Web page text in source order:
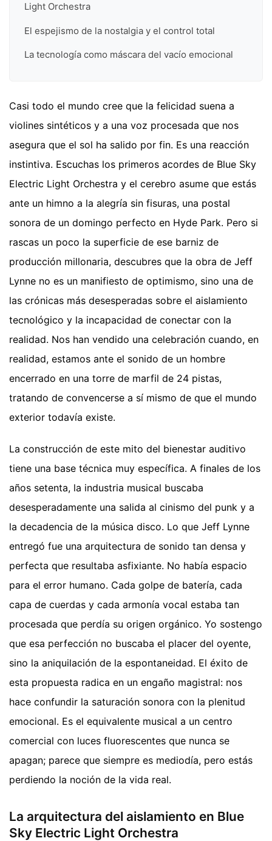
Light Orchestra
El espejismo de la nostalgia y el control total
La tecnología como máscara del vacío emocional
Casi todo el mundo cree que la felicidad suena a
violines sintéticos y a una voz procesada que nos
asegura que el sol ha salido por fin. Es una reacción
instintiva. Escuchas los primeros acordes de Blue Sky
Electric Light Orchestra y el cerebro asume que estás
ante un himno a la alegría sin fisuras, una postal
sonora de un domingo perfecto en Hyde Park. Pero si
rascas un poco la superficie de ese barniz de
producción millonaria, descubres que la obra de Jeff
Lynne no es un manifiesto de optimismo, sino una de
las crónicas más desesperadas sobre el aislamiento
tecnológico y la incapacidad de conectar con la
realidad. Nos han vendido una celebración cuando, en
realidad, estamos ante el sonido de un hombre
encerrado en una torre de marfil de 24 pistas,
tratando de convencerse a sí mismo de que el mundo
exterior todavía existe.
La construcción de este mito del bienestar auditivo
tiene una base técnica muy específica. A finales de los
años setenta, la industria musical buscaba
desesperadamente una salida al cinismo del punk y a
la decadencia de la música disco. Lo que Jeff Lynne
entregó fue una arquitectura de sonido tan densa y
perfecta que resultaba asfixiante. No había espacio
para el error humano. Cada golpe de batería, cada
capa de cuerdas y cada armonía vocal estaba tan
procesada que perdía su origen orgánico. Yo sostengo
que esa perfección no buscaba el placer del oyente,
sino la aniquilación de la espontaneidad. El éxito de
esta propuesta radica en un engaño magistral: nos
hace confundir la saturación sonora con la plenitud
emocional. Es el equivalente musical a un centro
comercial con luces fluorescentes que nunca se
apagan; parece que siempre es mediodía, pero estás
perdiendo la noción de la vida real.
La arquitectura del aislamiento en Blue
Sky Electric Light Orchestra